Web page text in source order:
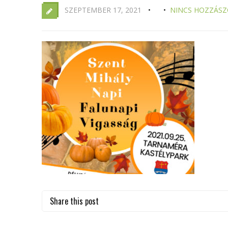
SZEPTEMBER 17, 2021 NINCS
Share this post